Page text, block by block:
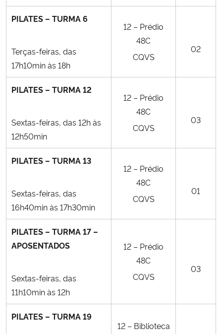
PILATES – TURMA 6
Terças-feiras, das
17h10min às 18h
12 – Prédio
48C
CQVS
02
PILATES – TURMA 12
Sextas-feiras, das 12h às
12h50min
12 – Prédio
48C
CQVS
03
PILATES – TURMA 13
Sextas-feiras, das
16h40min às 17h30min
12 – Prédio
48C
CQVS
01
PILATES – TURMA 17 –
APOSENTADOS
Sextas-feiras, das
11h10min às 12h
12 – Prédio
48C
CQVS
03
PILATES – TURMA 19
12 – Biblioteca